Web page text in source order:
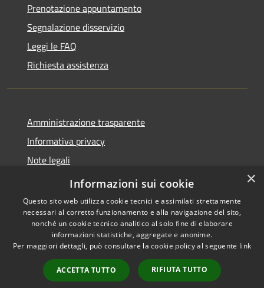
Prenotazione appuntamento
Segnalazione disservizio
Leggi le FAQ
Richiesta assistenza
Amministrazione trasparente
Informativa privacy
Note legali
Dichiarazione di accessibilità
Accessibilità
Copyright © 2026 • Comune di
Carnate • Powered by
Municipium•
Accesso
redazione
×
Informazioni sui cookie
Questo sito web utilizza cookie tecnici e assimilati strettamente
necessari al corretto funzionamento e alla navigazione del sito,
nonché un cookie tecnico analitico al solo fine di elaborare
informazioni statistiche, aggregate e anonime.
Per maggiori dettagli, può consultare la cookie policy al seguente link
ACCETTA TUTTO RIFIUTA TUTTO